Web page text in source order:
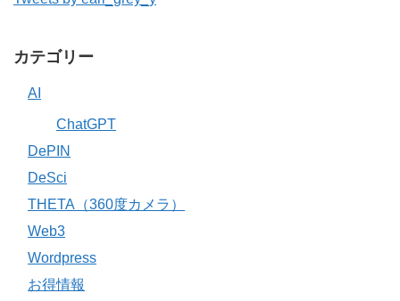
カテゴリー
AI
ChatGPT
DePIN
DeSci
THETA（360度カメラ）
Web3
Wordpress
お得情報